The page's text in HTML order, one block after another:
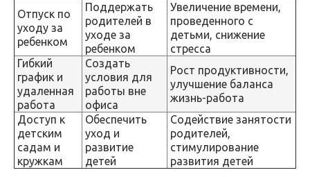
Отпуск по
уходу за
ребенком
Поддержать
родителей в
уходе за
ребенком
Увеличение времени,
проведенного с
детьми, снижение
стресса
Гибкий
график и
удаленная
работа
Создать
условия для
работы вне
офиса
Рост продуктивности,
улучшение баланса
жизнь-работа
Доступ к
детским
садам и
кружкам
Обеспечить
уход и
развитие
детей
Содействие занятости
родителей,
стимулирование
развития детей